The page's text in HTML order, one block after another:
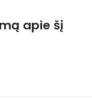
apie šį